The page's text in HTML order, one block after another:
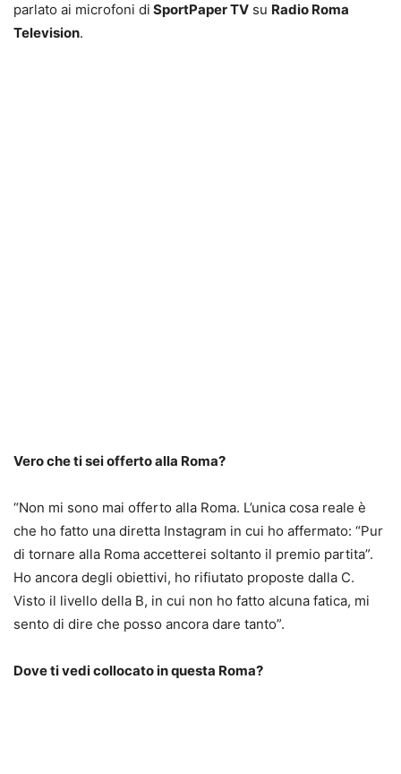
parlato ai microfoni di SportPaper TV su Radio Roma
Television.
Vero che ti sei offerto alla Roma?
“Non mi sono mai offerto alla Roma. L’unica cosa reale è
che ho fatto una diretta Instagram in cui ho affermato: “Pur
di tornare alla Roma accetterei soltanto il premio partita”.
Ho ancora degli obiettivi, ho rifiutato proposte dalla C.
Visto il livello della B, in cui non ho fatto alcuna fatica, mi
sento di dire che posso ancora dare tanto”.
Dove ti vedi collocato in questa Roma?